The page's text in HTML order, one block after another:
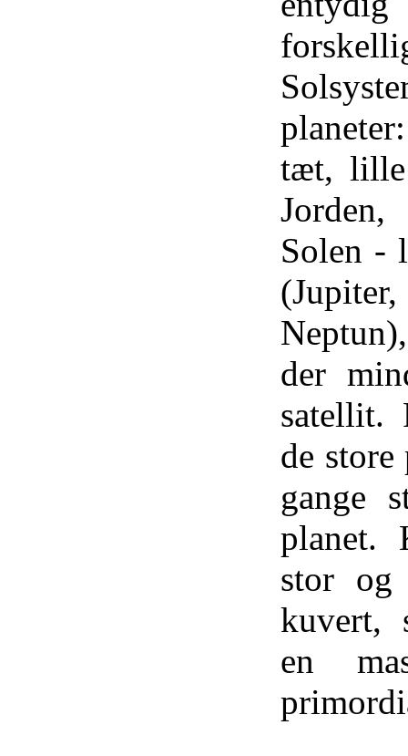
tæt, lille
Solen -
der
satellit.
de
gange
planet.
stor
kuvert,
en